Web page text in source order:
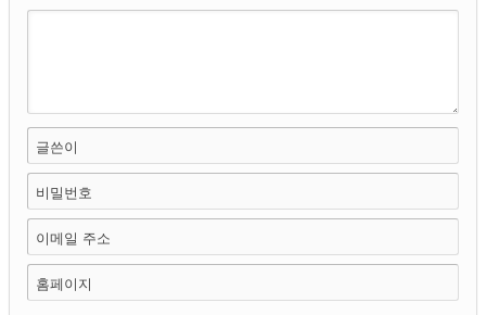
글쓴이
비밀번호
이메일 주소
홈페이지